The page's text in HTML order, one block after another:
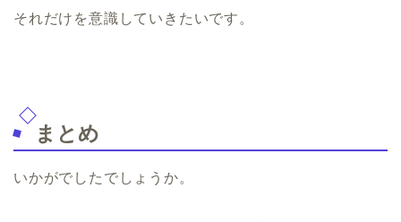
それだけを意識していきたいです。
まとめ
いかがでしたでしょうか。